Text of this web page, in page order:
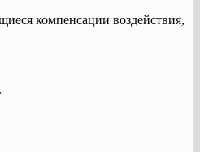
компенсации воздействия,